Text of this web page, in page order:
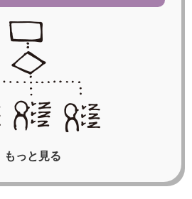
もっと見る